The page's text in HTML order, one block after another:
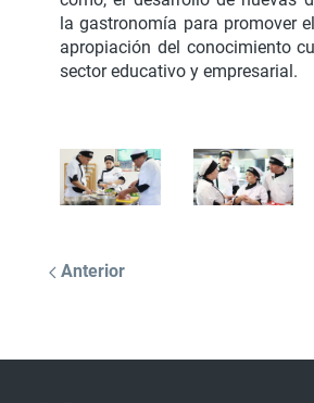
la gastronomía para promover
apropiación del conocimiento
sector educativo y empresarial.
Anterior